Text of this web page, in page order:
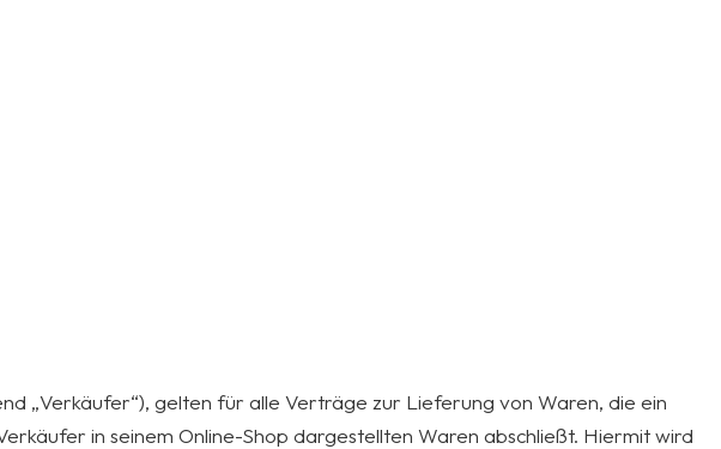
„Verkäufer“), gelten für alle Verträge zur Lieferung von Waren, die ein
in seinem Online-Shop dargestellten Waren abschließt. Hiermit wird